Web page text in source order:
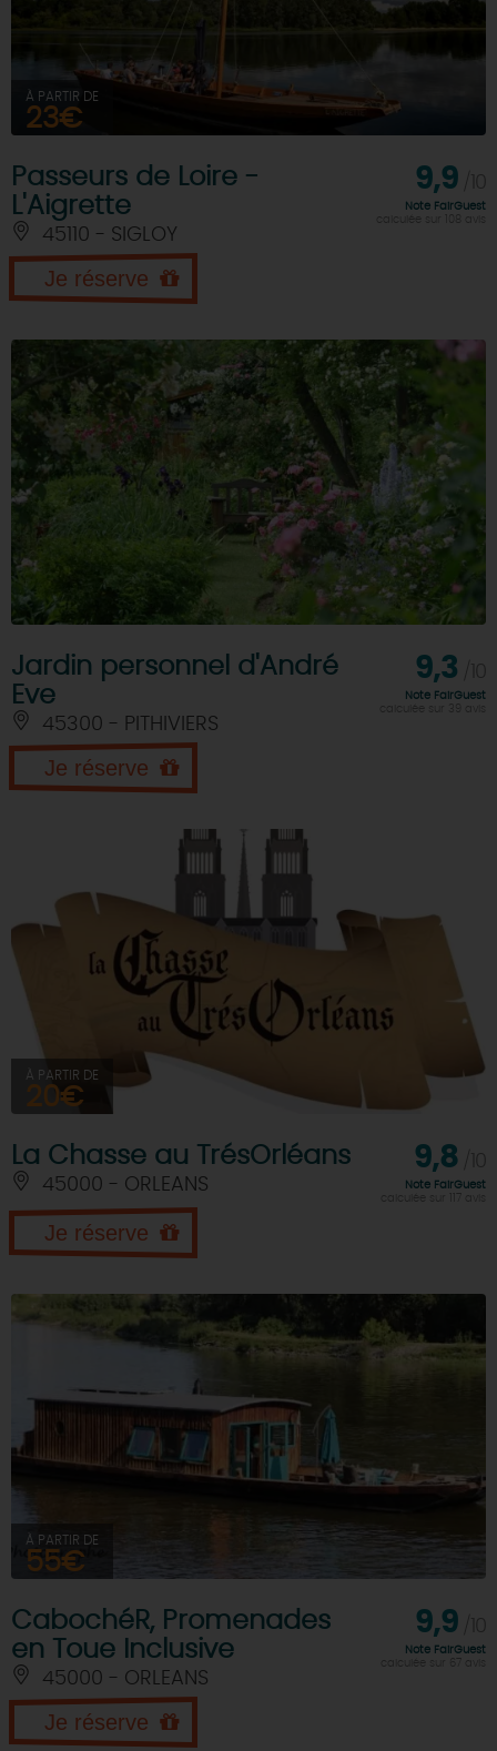
À PARTIR DE
23€
Passeurs de Loire -
L'Aigrette
45110 - SIGLOY
9,9
Note FairGuest
Je réserve
Jardin personnel d'André
Eve
45300 - PITHIVIERS
9,3
Note FairGuest
Je réserve
À PARTIR DE
20€
La Chasse au TrésOrléans
45000 - ORLEANS
9,8
Note FairGuest
Je réserve
À PARTIR DE
55€
CabochéR, Promenades
en Toue Inclusive
45000 - ORLEANS
9,9
Note FairGuest
Je réserve